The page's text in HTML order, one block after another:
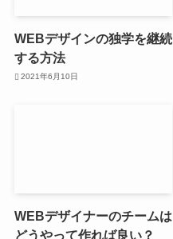
WEBデザインの独学を継続
する方法
2021年6月10日
WEBデザイナーのチームは
どうやって作れば良い？